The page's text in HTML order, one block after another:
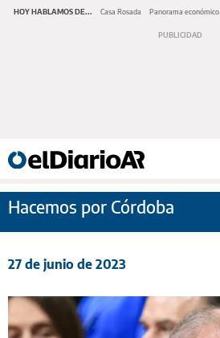
HOY HABLAMOS DE... Casa Rosada Panorama económico
Hacemos por Córdoba
27 de junio de 2023